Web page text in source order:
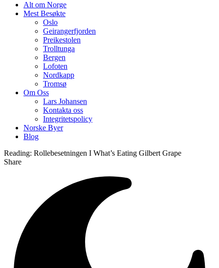
Alt om Norge
Mest Besøkte
Oslo
Geirangerfjorden
Preikestolen
Trolltunga
Bergen
Lofoten
Nordkapp
Tromsø
Om Oss
Lars Johansen
Kontakta oss
Integritetspolicy
Norske Byer
Blog
Reading: Rollebesetningen I What’s Eating Gilbert Grape
Share